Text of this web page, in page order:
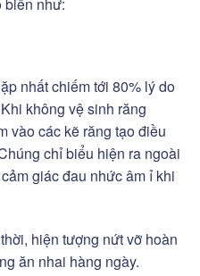
biến như:
nhất chiếm tới 80% lý do
không vệ sinh răng
vào các kẽ răng tạo điều
chỉ biểu hiện ra ngoài
giác đau nhức âm ỉ khi
hiện tượng nứt vỡ hoàn
ăn nhai hàng ngày.